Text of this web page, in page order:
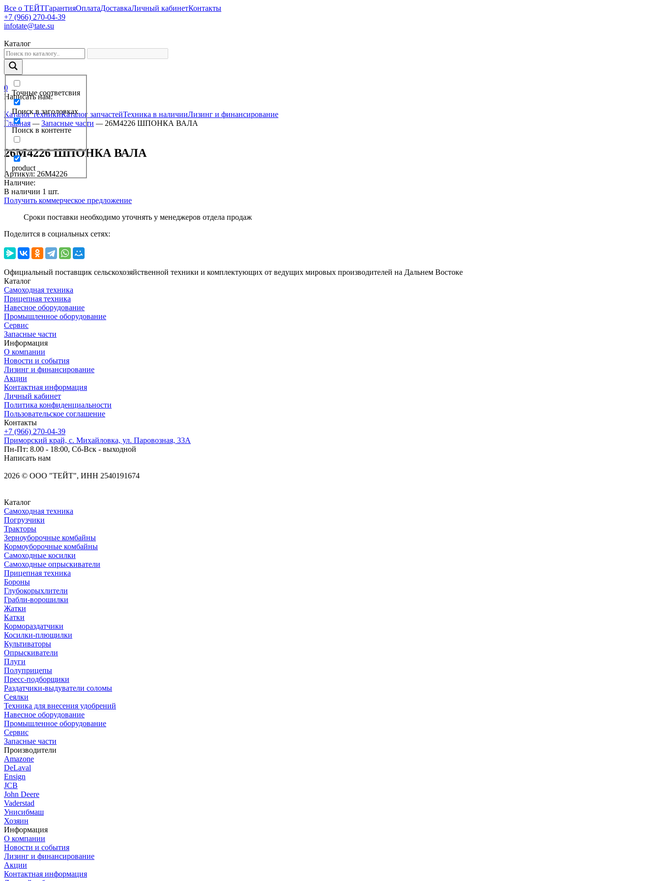
Все о ТЕЙТГарантияОплатаДоставкаЛичный кабинетКонтакты
+7 (966) 270-04-39
infotate@tate.su
Каталог
Точные соответсвия
Поиск в заголовках
Поиск в контенте
product
0
Написать нам:
Каталог техникиКаталог запчастейТехника в наличииЛизинг и финансирование
Главная — Запасные части — 26M4226 ШПОНКА ВАЛА
26M4226 ШПОНКА ВАЛА
Артикул: 26M4226
Наличие:
В наличии 1 шт.
Получить коммерческое предложение
Сроки поставки необходимо уточнять у менеджеров отдела продаж
Поделится в социальных сетях:
Официальный поставщик сельскохозяйственной техники и комплектующих от ведущих мировых производителей на Дальнем Востоке
Каталог
Самоходная техника
Прицепная техника
Навесное оборудование
Промышленное оборудование
Сервис
Запасные части
Информация
О компании
Новости и события
Лизинг и финансирование
Акции
Контактная информация
Личный кабинет
Политика конфиденциальности
Пользовательское соглашение
Контакты
+7 (966) 270-04-39
Приморский край, с. Михайловка, ул. Паровозная, 33А
Пн-Пт: 8.00 - 18:00, Сб-Вск - выходной
Написать нам
2026 © OOO "ТЕЙТ", ИНН 2540191674
Каталог
Самоходная техника
Погрузчики
Тракторы
Зерноуборочные комбайны
Кормоуборочные комбайны
Самоходные косилки
Самоходные опрыскиватели
Прицепная техника
Бороны
Глубокорыхлители
Грабли-ворошилки
Жатки
Катки
Кормораздатчики
Косилки-плющилки
Культиваторы
Опрыскиватели
Плуги
Полуприцепы
Пресс-подборщики
Раздатчики-выдуватели соломы
Сеялки
Техника для внесения удобрений
Навесное оборудование
Промышленное оборудование
Сервис
Запасные части
Производители
Amazone
DeLaval
Ensign
JCB
John Deere
Vaderstad
Унисибмаш
Хозяин
Информация
О компании
Новости и события
Лизинг и финансирование
Акции
Контактная информация